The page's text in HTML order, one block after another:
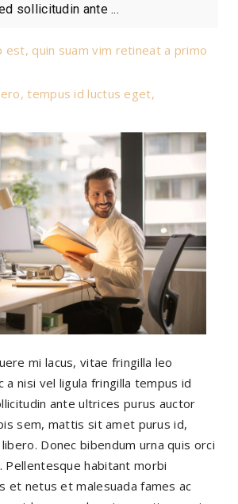
sollicitudin ante ...
est, quin suam vim retineat a primo
tempus id luctus eget,
mi lacus, vitae fringilla leo
a nisi vel ligula fringilla tempus id
ante ultrices purus auctor
sem, mattis sit amet purus id,
Donec bibendum urna quis orci
Pellentesque habitant morbi
et netus et malesuada fames ac